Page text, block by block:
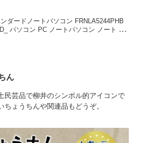
ンダードノートパソコン FRNLA5244PHB
パソコン PC ノートパソコン ノート ス
ン Windows11 Windows 11 15.6型 FRNL
インテル Core i5-1235U SSD 1TB 家電
ん
民芸品で柳井のシンボル的アイコンで
ょうちんや関連品もどうぞ。